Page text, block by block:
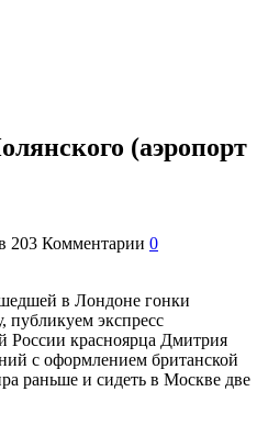
(аэропорт
203 Комментарии 0
в Лондоне гонки
, публикуем экспресс
России красноярца Дмитрия
с оформлением британской
раньше и сидеть в Москве две